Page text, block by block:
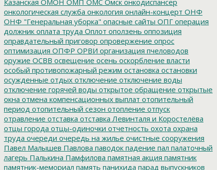
онкологическая служба онкология онлайн-концерт ОНФ
ОНФ "Генеральная уборка" опасные сайты ОПГ операция
должник оплата труда Оплот оползень оппозиция
оправдательный приговор опровержение опрос
оптимизация ОПФР ОРВИ организация пчеловодов
оружие ОСВВ освещение осень оскорбление власти
особый противопожарный режим остановка остановки
осужденные отдых отключение отключение воды
отключение горячей воды открытое обращение открытые
окна отмена компенсационных выплат отопительный
период отопительный сезон отопление отпуск
отравление отставка отставка Левинталя и Коростелёва
отцы города отцы-одиночки отчетность охота охрана
труда очереди очередь на жилье очистные сооружения
Павел Малышев Павлова паводок падение пал палаточный
лагерь Палькина Памфилова памятная акция памятник
памятник-мемориал память панихида парад выпускников